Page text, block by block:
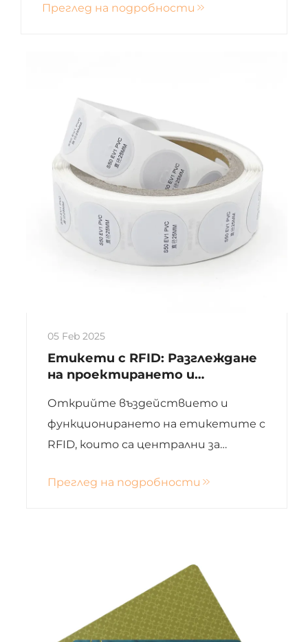
предизвикателства и бъдещи
ефективността и вземането на
решения в ланцета на доставки.
Преглед на подробности
05 Feb 2025
Етикети с RFID: Разглеждане
на проектирането и
Открийте въздействието и
функционирането на етикетите с
RFID, които са централни за
и отслежването на активи, и
етикети за подобряване на
ефективността.
Преглед на подробности